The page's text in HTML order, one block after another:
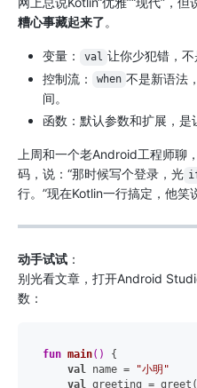
糟心事藏起来了。
变量： val 让你少犯错，不
控制流：
when 不是新语法
间。
函数：默认参数和扩展，是
上周和一个老Android工程师
码，说：“那时候写个登录，光
行。”现在Kotlin一行搞定，他笑
动手试试 ：
别光看文章，打开Android
数：
fun main()
{
val
name =
"小明"
val
greeting =